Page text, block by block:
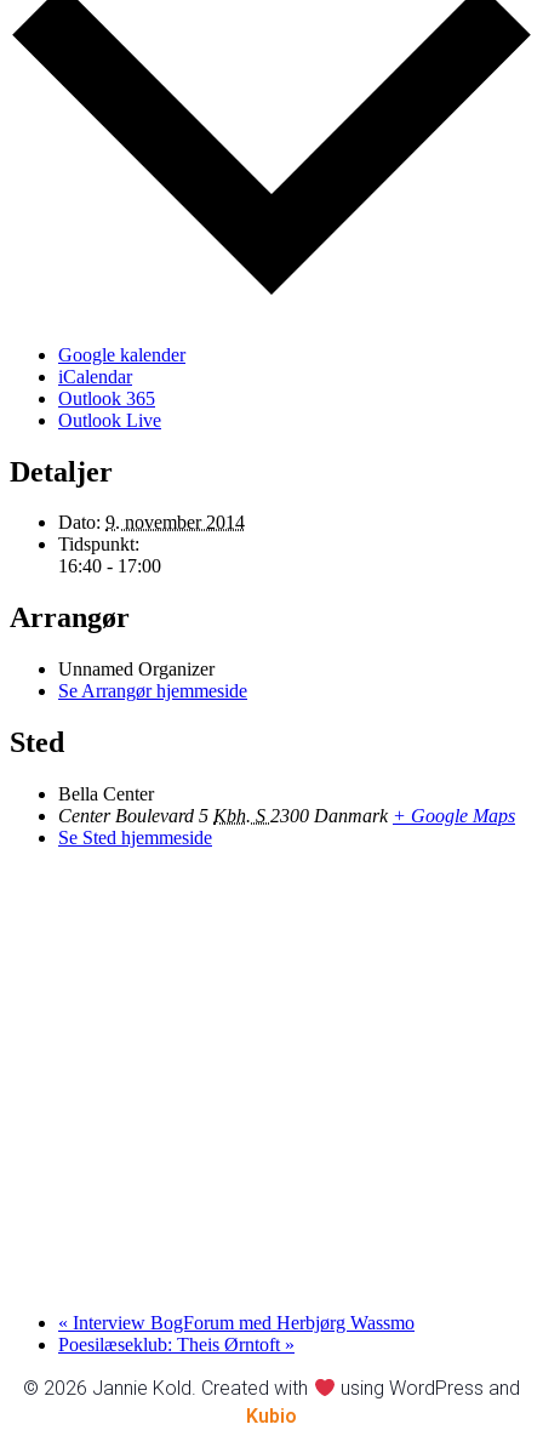
Google kalender
iCalendar
Outlook 365
Outlook Live
Detaljer
Dato: 9. november 2014
Tidspunkt:
16:40 - 17:00
Arrangør
Unnamed Organizer
Se Arrangør hjemmeside
Sted
Bella Center
Center Boulevard 5 Kbh. S 2300 Danmark + Google Maps
Se Sted hjemmeside
« Interview BogForum med Herbjørg Wassmo
Poesilæseklub: Theis Ørntoft »
© 2026 Jannie Kold. Created with
using WordPress and
Kubio